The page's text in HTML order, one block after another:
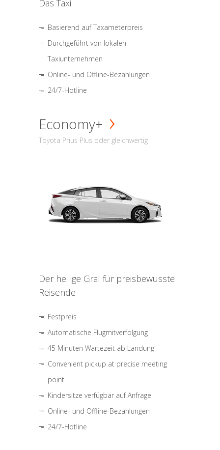
Das Taxi
Basierend auf Taxameterpreis
Durchgeführt von lokalen
Taxiunternehmen
Online- und Offline-Bezahlungen
24/7-Hotline
Economy+
Toyota Prius Plus oder gleichwertig
Der heilige Gral für preisbewusste
Reisende
Festpreis
Automatische Flugmitverfolgung
45 Minuten Wartezeit ab Landung
Convenient pickup at precise meeting
point
Kindersitze verfügbar auf Anfrage
Online- und Offline-Bezahlungen
24/7-Hotline